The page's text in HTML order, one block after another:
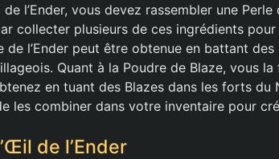
l’Ender, vous devez rassembler une Perle
collecter plusieurs de ces ingrédients
de l’Ender peut être obtenue en battant
Quant à la Poudre de Blaze, vous
en tuant des Blazes dans les forts du
les combiner dans votre inventaire pour
de l’Ender